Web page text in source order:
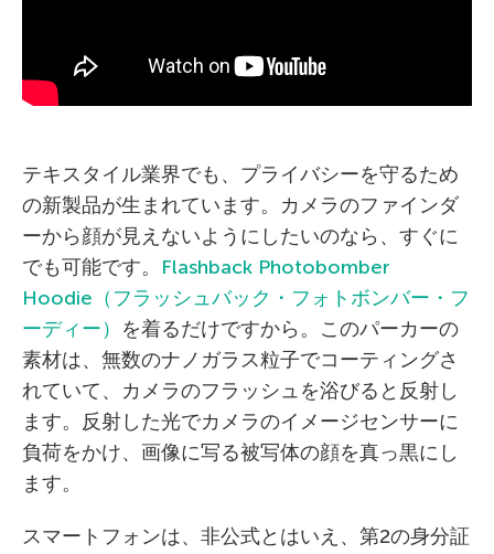
テキスタイル業界でも、プライバシーを守るため
の新製品が生まれています。カメラのファインダ
ーから顔が見えないようにしたいのなら、すぐに
でも可能です。 Flashback Photobomber
Hoodie（フラッシュバック・フォトボンバー・フ
ーディー） を着るだけですから。このパーカーの
素材は、無数のナノガラス粒子でコーティングさ
れていて、カメラのフラッシュを浴びると反射し
ます。反射した光でカメラのイメージセンサーに
負荷をかけ、画像に写る被写体の顔を真っ黒にし
ます。
スマートフォンは、非公式とはいえ、第2の身分証